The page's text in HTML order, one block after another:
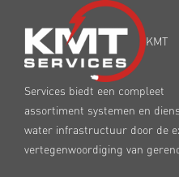
KMT
Services biedt een compleet
assortiment systemen en
water infrastructuur door de
vertegenwoordiging van